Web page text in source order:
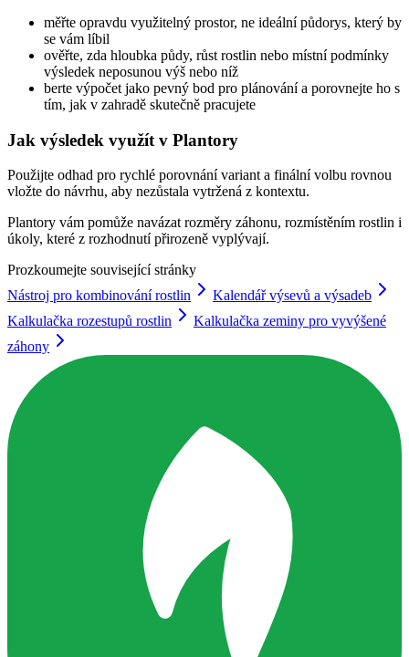
měřte opravdu využitelný prostor, ne ideální půdorys, který by
se vám líbil
ověřte, zda hloubka půdy, růst rostlin nebo místní podmínky
výsledek neposunou výš nebo níž
berte výpočet jako pevný bod pro plánování a porovnejte ho s
tím, jak v zahradě skutečně pracujete
Jak výsledek využít v Plantory
Použijte odhad pro rychlé porovnání variant a finální volbu rovnou
vložte do návrhu, aby nezůstala vytržená z kontextu.
Plantory vám pomůže navázat rozměry záhonu, rozmístěním rostlin i
úkoly, které z rozhodnutí přirozeně vyplývají.
Prozkoumejte související stránky
Nástroj pro kombinování rostlin
Kalendář výsevů a výsadeb
Kalkulačka rozestupů rostlin
Kalkulačka zeminy pro vyvýšené
záhony